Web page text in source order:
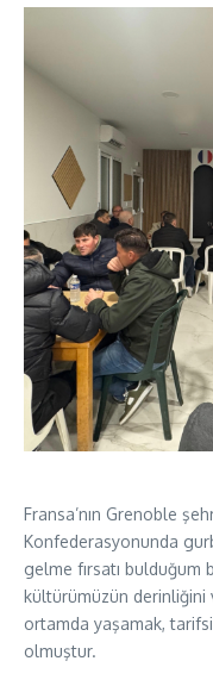
Fransa’nın Grenoble
Konfederasyonunda
gelme fırsatı bulduğum
kültürümüzün derinliğini
ortamda yaşamak,
olmuştur.